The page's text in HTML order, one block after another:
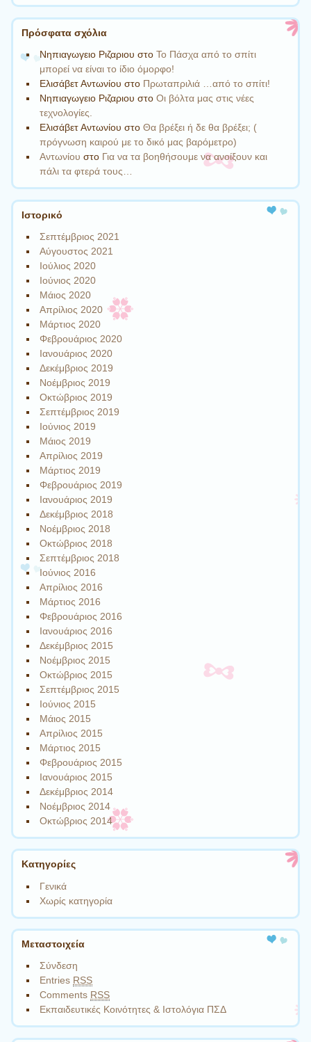
Πρόσφατα σχόλια
Νηπιαγωγειο Ριζαριου στοΤο Πάσχα από το σπίτι
μπορεί να είναι το ίδιο όμορφο!
Ελισάβετ Αντωνίου στο Πρωταπριλιά …από το σπίτι!
Νηπιαγωγειο Ριζαριου στοΟι βόλτα μας στις νέες
τεχνολογίες.
Ελισάβετ Αντωνίου στοΘα βρέξει ή δε θα βρέξει; (
πρόγνωση καιρού με το δικό μας βαρόμετρο)
Αντωνίου στο Για να τα βοηθήσουμε να ανοίξουν και
πάλι τα φτερά τους…
Ιστορικό
Σεπτέμβριος 2021
Αύγουστος 2021
Ιούλιος 2020
Ιούνιος 2020
Μάιος 2020
Απρίλιος 2020
Μάρτιος 2020
Φεβρουάριος 2020
Ιανουάριος 2020
Δεκέμβριος 2019
Νοέμβριος 2019
Οκτώβριος 2019
Σεπτέμβριος 2019
Ιούνιος 2019
Μάιος 2019
Απρίλιος 2019
Μάρτιος 2019
Φεβρουάριος 2019
Ιανουάριος 2019
Δεκέμβριος 2018
Νοέμβριος 2018
Οκτώβριος 2018
Σεπτέμβριος 2018
Ιούνιος 2016
Απρίλιος 2016
Μάρτιος 2016
Φεβρουάριος 2016
Ιανουάριος 2016
Δεκέμβριος 2015
Νοέμβριος 2015
Οκτώβριος 2015
Σεπτέμβριος 2015
Ιούνιος 2015
Μάιος 2015
Απρίλιος 2015
Μάρτιος 2015
Φεβρουάριος 2015
Ιανουάριος 2015
Δεκέμβριος 2014
Νοέμβριος 2014
Οκτώβριος 2014
Kατηγορίες
Γενικά
Χωρίς κατηγορία
Μεταστοιχεία
Σύνδεση
Entries RSS
Comments RSS
Εκπαιδευτικές Κοινότητες & Ιστολόγια ΠΣΔ